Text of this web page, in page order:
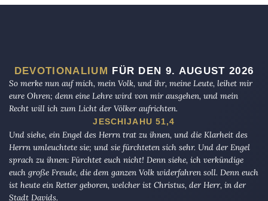
DEVOTIONALIUM FÜR DEN 9. AUGUST 2026
So merke nun auf mich, mein Volk, und ihr, meine Leute, leihet mir
eure Ohren; denn eine Lehre wird von mir ausgehen, und mein
Recht will ich zum Licht der Völker aufrichten.
JESCHIJAHU 51,4
Und siehe, ein Engel des Herrn trat zu ihnen, und die Klarheit des
Herrn umleuchtete sie; und sie fürchteten sich sehr. Und der Engel
sprach zu ihnen: Fürchtet euch nicht! Denn siehe, ich verkündige
euch große Freude, die dem ganzen Volk widerfahren soll. Denn euch
ist heute ein Retter geboren, welcher ist Christus, der Herr, in der
Stadt Davids.